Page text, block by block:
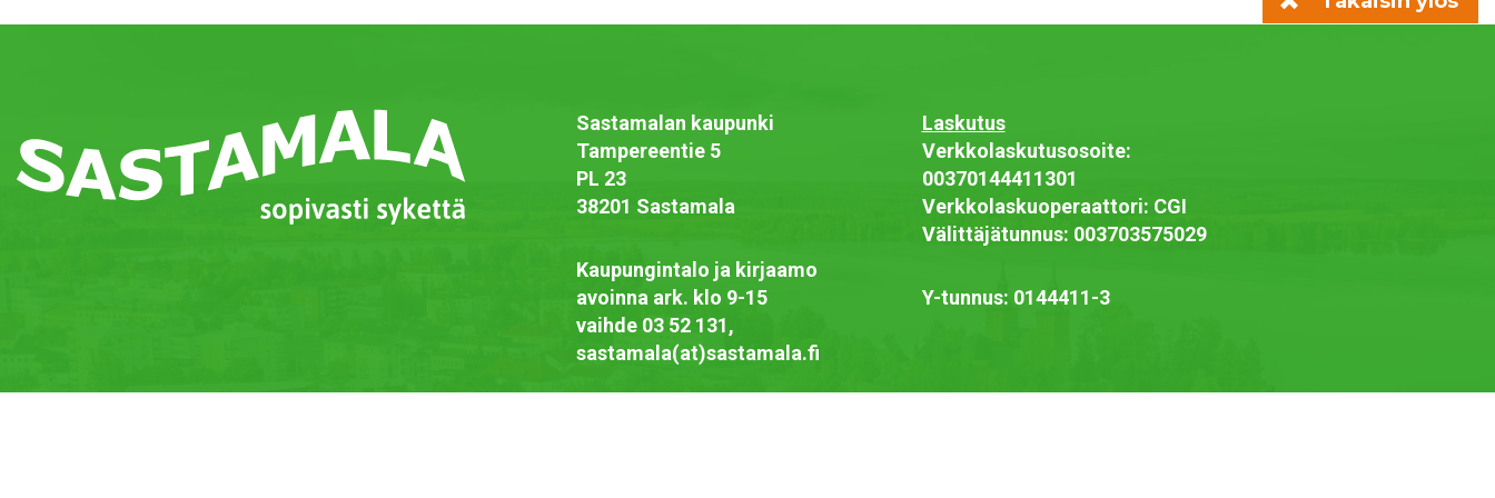
Sastamalan kaupunki
Tampereentie 5
PL 23
38201 Sastamala
Kaupungintalo ja kirjaamo
avoinna ark. klo 9-15
vaihde 03 52 131,
sastamala(at)sastamala.fi
Laskutus
Verkkolaskutusosoite:
00370144411301
Verkkolaskuoperaattori: CGI
Välittäjätunnus: 003703575029
Y-tunnus: 0144411-3